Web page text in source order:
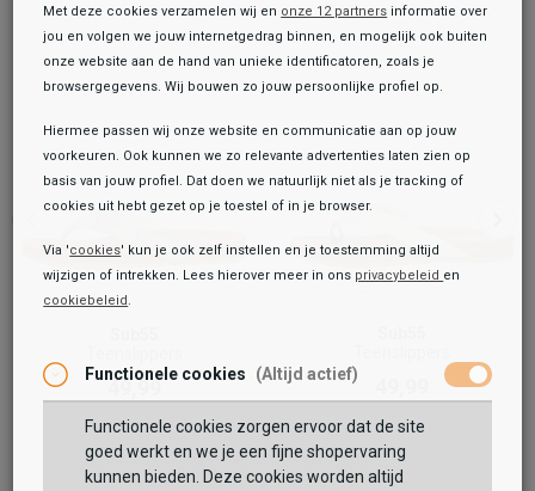
Teenslippers
49,99
Maat:
49,99
Toegevoegd aan je winkeltas!
Met deze cookies verzamelen wij en onze 12 partners informatie over
jou en volgen we jouw internetgedrag binnen, en mogelijk ook buiten
onze website aan de hand van unieke identificatoren, zoals je
browsergegevens. Wij bouwen zo jouw persoonlijke profiel op.
Hiermee passen wij onze website en communicatie aan op jouw
voorkeuren. Ook kunnen we zo relevante advertenties laten zien op
basis van jouw profiel. Dat doen we natuurlijk niet als je tracking of
cookies uit hebt gezet op je toestel of in je browser.
Via 'cookies' kun je ook zelf instellen en je toestemming altijd
wijzigen of intrekken. Lees hierover meer in ons privacybeleid en
cookiebeleid.
Functionele cookies (Altijd actief)
Functionele cookies zorgen ervoor dat de site
goed werkt en we je een fijne shopervaring
kunnen bieden. Deze cookies worden altijd